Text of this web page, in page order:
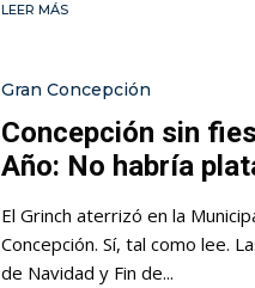
LEER MÁS
Gran Concepción
Concepción sin
Año: No habría
El Grinch aterrizó en la
Concepción. Sí, tal como lee.
de Navidad y Fin de...